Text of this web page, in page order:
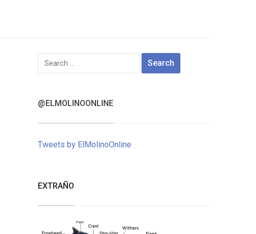
Search
for:
@ELMOLINOONLINE
Tweets by ElMolinoOnline
EXTRAÑO